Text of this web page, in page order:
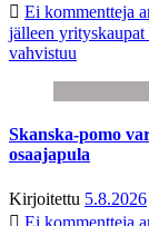
Ei kommentteja
jälleen yrityskaupat
vahvistuu
Skanska-pomo
osaajapula
Kirjoitettu 5.8.2026
Ei kommentteja